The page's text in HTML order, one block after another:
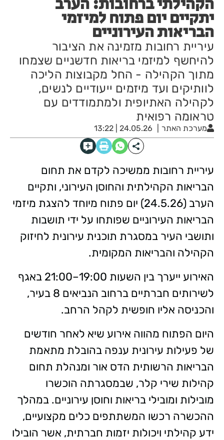
יתקיים יום פתוח למיזמי
הבריאות העירוניים
עיריית רחובות מזמינה את הציבור
להיחשף למיזמי בריאות חדשניים שצמחו
מתוך הקהילה - החל מקבוצות הליכה
לוותיקים ועד מיזמים ייעודיים לנשים,
לקהילה האתיופית ולמתמודדים עם
טראומה רפואית
מערכת האתר 24.05.26 | 13:22
עיריית רחובות ממשיכה לקדם את תחום
הבריאות הקהילתית והחוסן העירוני, ותקיים
הערב (24.5.26) יום פתוח מיוחד להצגת מיזמי
הבריאות העירוניים שפותחו על ידי תושבות
ותושבי העיר במסגרת תוכנית עירונית לחיזוק
הקהילה והבריאות המקומית.
האירוע ייערך בין השעות 19:00–21:00 באגף
לשירותים חברתיים ברחוב הנביאים 8 בעיר,
והכניסה אליו חופשית לקהל הרחב.
היום הפתוח מהווה אירוע שיא לאחר חודשים
של פעילות עירונית ענפה בהובלת מתאמת
הבריאות הרשותית הדס אור ומנהלת תחום
קהילות שירי קלר, שבמסגרתה הוכשרו
מובילות ומובילי בריאות וחוסן עירוניים. במהלך
ההכשרה רכשו המשתתפים כלים מקצועיים,
ידע קהילתי ויכולות יזמות חברתית, אשר הובילו